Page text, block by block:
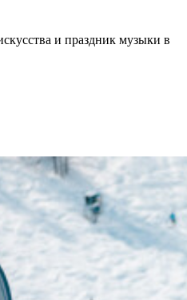
и праздник музыки в